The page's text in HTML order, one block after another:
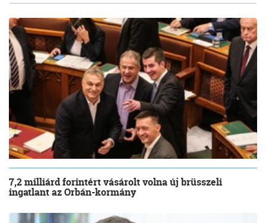
7,2 milliárd forintért vásárolt volna új brüsszeli
ingatlant az Orbán-kormány